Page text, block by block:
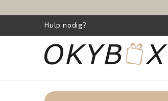
Hulp nodig?